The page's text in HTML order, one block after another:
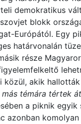
demokratikus
blokk
Európától. Egy
határvonalán
része
közül, akik
témára tértek
a piknik
azonban